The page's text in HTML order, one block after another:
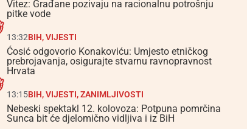
Vitez: Građane pozivaju na racionalnu potrošnju
pitke vode
13:32BIH,VIJESTI
Ćosić odgovorio Konakoviću: Umjesto etničkog
prebrojavanja, osigurajte stvarnu ravnopravnost
Hrvata
13:15BIH,VIJESTI,ZANIMLJIVOSTI
Nebeski spektakl 12. kolovoza: Potpuna pomrčina
Sunca bit će djelomično vidljiva i iz BiH